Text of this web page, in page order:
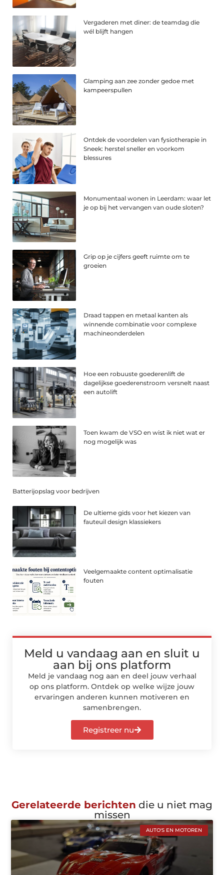
Vergaderen met diner: de teamdag die
wél blijft hangen
Glamping aan zee zonder gedoe met
kampeerspullen
Ontdek de voordelen van fysiotherapie in
Sneek: herstel sneller en voorkom
blessures
Monumentaal wonen in Leerdam: waar let
je op bij het vervangen van oude sloten?
Grip op je cijfers geeft ruimte om te
groeien
Draad tappen en metaal kanten als
winnende combinatie voor complexe
machineonderdelen
Hoe een robuuste goederenlift de
dagelijkse goederenstroom versnelt naast
een autolift
Toen kwam de VSO en wist ik niet wat er
nog mogelijk was
Batterijopslag voor bedrijven
De ultieme gids voor het kiezen van
fauteuil design klassiekers
Veelgemaakte content optimalisatie
fouten
Meld u vandaag aan en sluit u
aan bij ons platform
Meld je vandaag nog aan en deel jouw verhaal
op ons platform. Ontdek op welke wijze jouw
ervaringen anderen kunnen motiveren en
samenbrengen.
Registreer nu
Gerelateerde berichten die u niet mag
missen
AUTO'S EN MOTOREN